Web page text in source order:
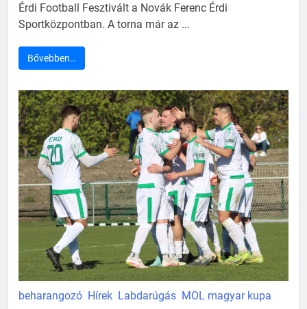
Érdi Football Fesztivált a Novák Ferenc Érdi
Sportközpontban. A torna már az ...
Bővebben…
beharangozó Hírek Labdarúgás MOL magyar kupa